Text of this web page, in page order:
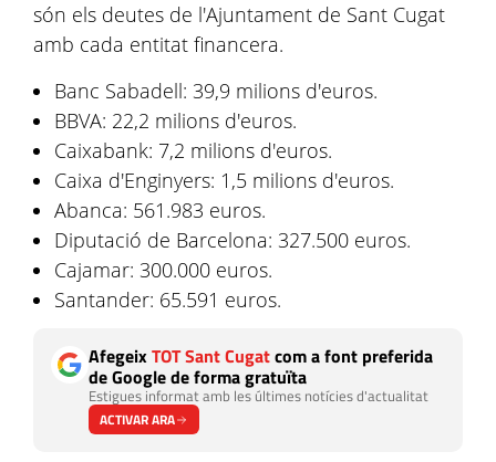
són els deutes de l'Ajuntament de Sant Cugat
amb cada entitat financera.
Banc Sabadell: 39,9 milions d'euros.
BBVA: 22,2 milions d'euros.
Caixabank: 7,2 milions d'euros.
Caixa d'Enginyers: 1,5 milions d'euros.
Abanca: 561.983 euros.
Diputació de Barcelona: 327.500 euros.
Cajamar: 300.000 euros.
Santander: 65.591 euros.
AfegeixTOT Sant Cugatcom a font preferida
de Google de forma gratuïta
Estigues informat amb les últimes notícies d'actualitat
ACTIVAR ARA